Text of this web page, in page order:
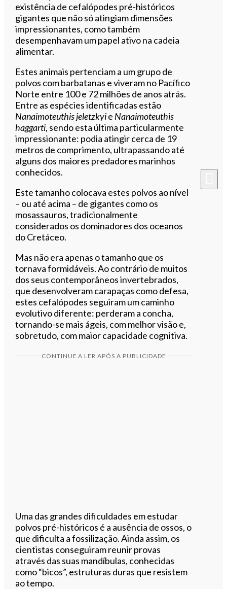
existência de cefalópodes pré-históricos
gigantes que não só atingiam dimensões
impressionantes, como também
desempenhavam um papel ativo na cadeia
alimentar.
Estes animais pertenciam a um grupo de
polvos com barbatanas e viveram no Pacífico
Norte entre 100 e 72 milhões de anos atrás.
Entre as espécies identificadas estão
Nanaimoteuthis jeletzkyie Nanaimoteuthis
haggarti, sendo esta última particularmente
impressionante: podia atingir cerca de 19
metros de comprimento, ultrapassando até
alguns dos maiores predadores marinhos
conhecidos.
Este tamanho colocava estes polvos ao nível
– ou até acima – de gigantes como os
mosassauros, tradicionalmente
considerados os dominadores dos oceanos
do Cretáceo.
Mas não era apenas o tamanho que os
tornava formidáveis. Ao contrário de muitos
dos seus contemporâneos invertebrados,
que desenvolveram carapaças como defesa,
estes cefalópodes seguiram um caminho
evolutivo diferente: perderam a concha,
tornando-se mais ágeis, com melhor visão e,
sobretudo, com maior capacidade cognitiva.
CONTINUE A LER APÓS A PUBLICIDADE
Uma das grandes dificuldades em estudar
polvos pré-históricos é a ausência de ossos, o
que dificulta a fossilização. Ainda assim, os
cientistas conseguiram reunir provas
através das suas mandíbulas, conhecidas
como “bicos”, estruturas duras que resistem
ao tempo.